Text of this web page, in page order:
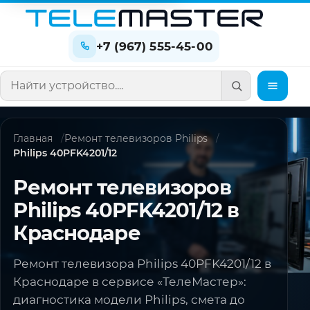
+7 (967) 555-45-00
Поиск по сайту
Главная
Ремонт телевизоров Philips
Philips 40PFK4201/12
Ремонт телевизоров
Philips 40PFK4201/12 в
Краснодаре
Ремонт телевизора Philips 40PFK4201/12 в
Краснодаре в сервисе «ТелеМастер»:
диагностика модели Philips, смета до